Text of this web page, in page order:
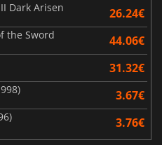
Dark Arisen
26.24€
the Sword 44.06€
31.32€
3.67€
3.76€